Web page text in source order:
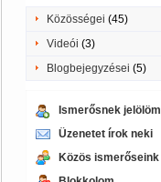
Közösségei (45)
Videói (3)
Blogbejegyzései (5)
Ismerősnek jelölöm
Üzenetet írok neki
Közös ismerőseink